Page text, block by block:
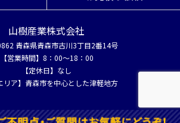
山樹産業株式会社
青森県青森市古川3丁目2番14号
【営業時間】8：00～18：00
【定休日】なし
リア】青森市を中心とした津軽地方
© 山樹産業株式会社 All rights reserved.